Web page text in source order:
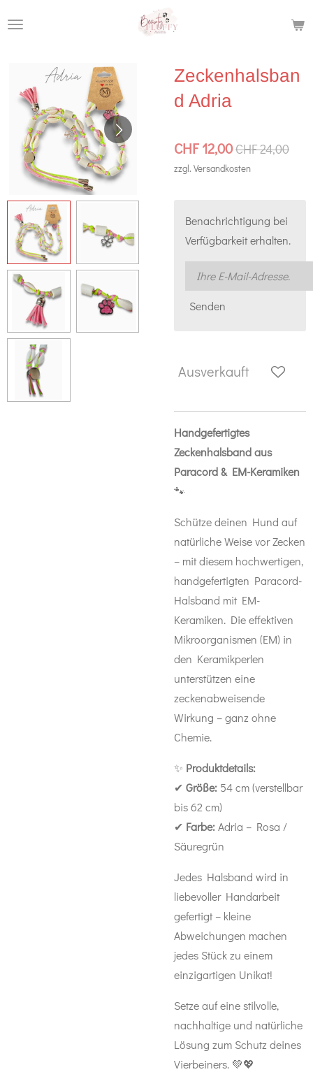
Zeckenhalsban
d Adria
CHF 12,00CHF 24,00
zzgl. Versandkosten
Benachrichtigung bei
Verfügbarkeit erhalten.
Senden
Ausverkauft
Handgefertigtes
Zeckenhalsband aus
Paracord & EM-Keramiken
🐾
Schütze deinen Hund auf
natürliche Weise vor Zecken
– mit diesem hochwertigen,
handgefertigten Paracord-
Halsband mit EM-
Keramiken. Die effektiven
Mikroorganismen (EM) in
den Keramikperlen
unterstützen eine
zeckenabweisende
Wirkung – ganz ohne
Chemie.
✨ Produktdetails:
✔ Größe: 54 cm (verstellbar
bis 62 cm)
✔ Farbe:Adria – Rosa /
Säuregrün
Jedes Halsband wird in
liebevoller Handarbeit
gefertigt – kleine
Abweichungen machen
jedes Stück zu einem
einzigartigen Unikat!
Setze auf eine stilvolle,
nachhaltige und natürliche
Lösung zum Schutz deines
Vierbeiners. 💚💖